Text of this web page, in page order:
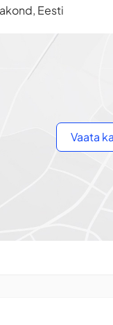
Eesti
Vaata